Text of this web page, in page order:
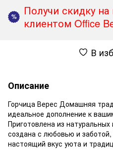
%
Получи скидку
клиентом Office
В
Описание
Горчица Верес Домашняя
идеальное дополнение к
Приготовлена из
создана с любовью и
настоящий вкус уюта и